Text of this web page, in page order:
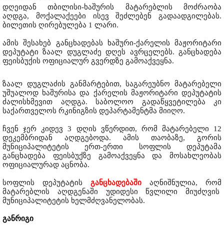
დღეიდან თბილისი-ხაშურის მატარებლის მოძრაობა
აღდგა, მოქალაქეები ისევ შეძლებენ გადაადგილებას.
ბილეთის ღირებულება 1 ლარი.
ამის შესახებ განცხადებას ხაშური-ქარელის მაჟორიტარი
დეპუტატი ზაალ დუგლაძე დღეს ავრცელებს. განცხადება
ფეისბუქის ოფიციალურ გვერდზე გამოაქვეყნა.
ზაალ დუგლაძის განმარტებით, საგარეუბნო მატარებელი
უშუალოდ ხაშურისა და ქარელის მაჟორიტარი დეპუტატის
ძალისხმევით აღდგა. საბოლოო გადაწყვეტილება კი
საქართველოს რკინიგზის დეპარტამენტმა მიიღო.
ჩვენ ჯერ კიდევ 3 დღის ვწერდით, რომ მატარებელი 12
დეკემბრიდან აღდგებოდა. ამის თაობაზე, გორის
მუნიციპალიტეტის ერთ-ერთი სოფლის დეპუტამა
განცხადება ფეისბუქზე გამოაქვეყნა და მოსახლეობას
ოფიციალურად აცნობა.
სოფლის დეპუტატის განცხადებაში აღნიშნულია, რომ
მატარებლის აღდგენაში უდიდესი წვლილი მიუძღვის
მუნიციპალიტეტის ხელმძღვანელობას.
განრიგი